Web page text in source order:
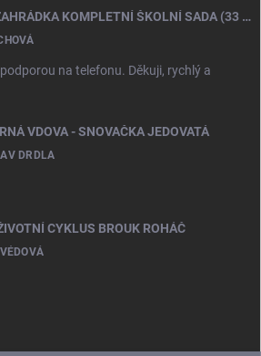
INSECT LORE MOTÝLÍ ZAHRÁDKA KOMPLETNÍ ŠKOLNÍ SADA (33 HOUSENEK)
na telefonu. Děkuji, rychlý a
VDOVA - SNOVAČKA JEDOVATÁ
DRDLA
CYKLUS BROUK ROHÁČ